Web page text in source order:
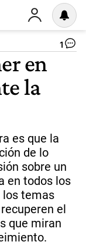
1
en
la
es que la
de lo
sobre un
en todos los
los temas
el
que miran